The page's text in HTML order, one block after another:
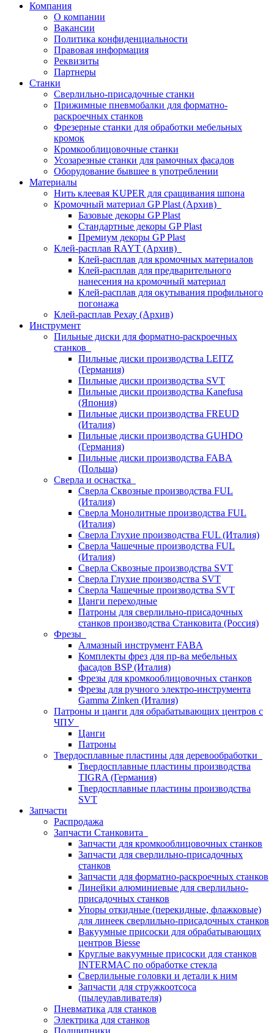
Компания
О компании
Вакансии
Политика конфиденциальности
Правовая информация
Реквизиты
Партнеры
Станки
Сверлильно-присадочные станки
Прижимные пневмобалки для форматно-
раскроечных станков
Фрезерные станки для обработки мебельных
кромок
Кромкооблицовочные станки
Усозарезные станки для рамочных фасадов
Оборудование бывшее в употреблении
Материалы
Нить клеевая KUPER для сращивания шпона
Кромочный материал GP Plast (Архив)
Базовые декоры GP Plast
Стандартные декоры GP Plast
Премиум декоры GP Plast
Клей-расплав RAYT (Архив)
Клей-расплав для кромочных материалов
Клей-расплав для предварительного
нанесения на кромочный материал
Клей-расплав для окутывания профильного
погонажа
Клей-расплав Рехау (Архив)
Инструмент
Пильные диски для форматно-раскроечных
станков
Пильные диски производства LEITZ
(Германия)
Пильные диски производства SVT
Пильные диски производства Kanefusa
(Япония)
Пильные диски производства FREUD
(Италия)
Пильные диски производства GUHDO
(Германия)
Пильные диски производства FABA
(Польша)
Сверла и оснастка
Сверла Сквозные производства FUL
(Италия)
Сверла Монолитные производства FUL
(Италия)
Сверла Глухие производства FUL (Италия)
Сверла Чашечные производства FUL
(Италия)
Сверла Сквозные производства SVT
Сверла Глухие производства SVT
Сверла Чашечные производства SVT
Цанги переходные
Патроны для сверлильно-присадочных
станков производства Станковита (Россия)
Фрезы
Алмазный инструмент FABA
Комплекты фрез для пр-ва мебельных
фасадов BSP (Италия)
Фрезы для кромкооблицовочных станков
Фрезы для ручного электро-инструмента
Gamma Zinken (Италия)
Патроны и цанги для обрабатывающих центров с
ЧПУ
Цанги
Патроны
Твердосплавные пластины для деревообработки
Твердосплавные пластины производства
TIGRA (Германия)
Твердосплавные пластины производства
SVT
Запчасти
Распродажа
Запчасти Станковита
Запчасти для кромкооблицовочных станков
Запчасти для сверлильно-присадочных
станков
Запчасти для форматно-раскроечных станков
Линейки алюминиевые для сверлильно-
присадочных станков
Упоры откидные (перекидные, флажковые)
для линеек сверлильно-присадочных станков
Вакуумные присоски для обрабатывающих
центров Biesse
Круглые вакуумные присоски для станков
INTERMAC по обработке стекла
Сверлильные головки и детали к ним
Запчасти для стружкоотсоса
(пылеулавливателя)
Пневматика для станков
Электрика для станков
Подшипники